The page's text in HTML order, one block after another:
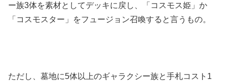
ー族3体を素材としてデッキに戻し、「コスモス姫」か
「コスモスター」をフュージョン召喚すると言うもの。
ただし、墓地に5体以上のギャラクシー族と手札コスト1